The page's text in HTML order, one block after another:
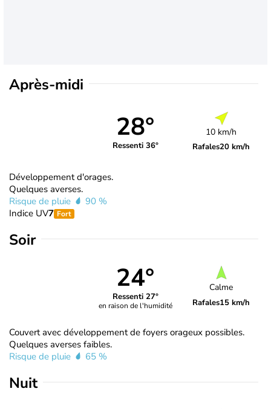
Après-midi
28°
Ressenti 36°
10 km/h
Rafales20 km/h
Développement d'orages.
Quelques averses.
Risque de pluie
90 %
Indice UV7 Fort
Soir
24°
Ressenti 27°
en raison de l'humidité
Calme
Rafales15 km/h
Couvert avec développement de foyers orageux possibles.
Quelques averses faibles.
Risque de pluie
65 %
Nuit